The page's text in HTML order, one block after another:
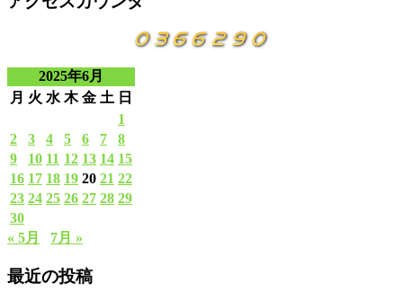
2025年6月
月 火 水 木 金 土 日
1
2
3 4 5 6 7
8
9
10 11 12 13 14 15
16 17 18 19 20 21 22
23 24 25 26 27 28 29
30
« 5月
7月 »
最近の投稿